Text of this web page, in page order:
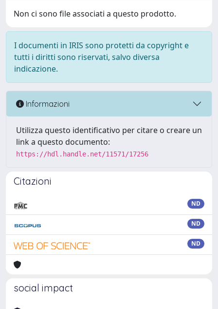
Non ci sono file associati a questo prodotto.
I documenti in IRIS sono protetti da copyright e
tutti i diritti sono riservati, salvo diversa
indicazione.
Informazioni
Utilizza questo identificativo per citare o creare un
link a questo documento:
https://hdl.handle.net/11571/17256
Citazioni
ND
ND
ND
social impact